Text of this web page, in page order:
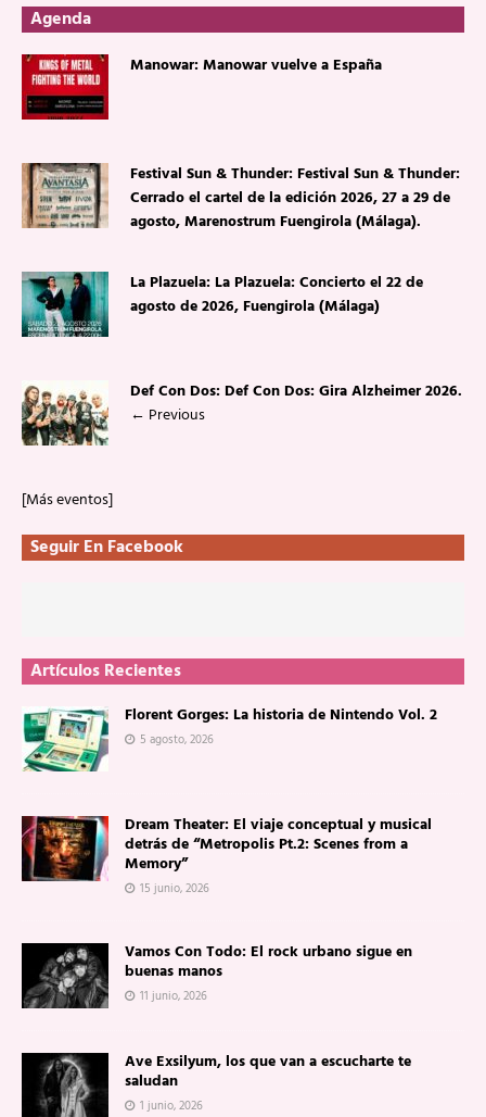
Agenda
Manowar: Manowar vuelve a España
Festival Sun & Thunder: Festival Sun & Thunder:
Cerrado el cartel de la edición 2026, 27 a 29 de
agosto, Marenostrum Fuengirola (Málaga).
La Plazuela: La Plazuela: Concierto el 22 de
agosto de 2026, Fuengirola (Málaga)
Def Con Dos: Def Con Dos: Gira Alzheimer 2026.
← Previous
[Más eventos]
Seguir En Facebook
Artículos Recientes
Florent Gorges: La historia de Nintendo Vol. 2
5 agosto, 2026
Dream Theater: El viaje conceptual y musical
detrás de “Metropolis Pt.2: Scenes from a
Memory”
15 junio, 2026
Vamos Con Todo: El rock urbano sigue en
buenas manos
11 junio, 2026
Ave Exsilyum, los que van a escucharte te
saludan
1 junio, 2026